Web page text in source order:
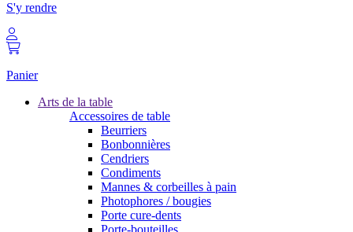
S'y rendre
Panier
Arts de la table
Accessoires de table
Beurriers
Bonbonnières
Cendriers
Condiments
Mannes & corbeilles à pain
Photophores / bougies
Porte cure-dents
Porte-bouteilles